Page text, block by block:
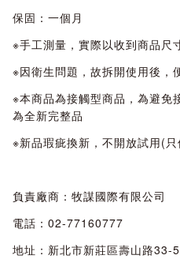
保固：一個月
※手工測量，實際以收到商品尺
※因衛生問題，故拆開使用後，
※本商品為接觸型商品，為避免
為全新完整品
※新品瑕疵換新，不開放試用(
負責廠商：牧謀國際有限公司
電話：02-77160777
地址：新北市新莊區壽山路33-